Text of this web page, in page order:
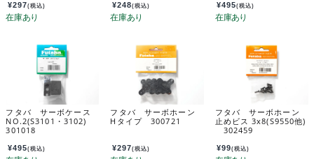
¥297(税込) ¥248(税込) ¥495(税込)
フタバ サーボケース
NO.2(S3101・3102)
301018
¥495(税込)
フタバ サーボホーン
Hタイプ 300721
¥297(税込)
フタバ サーボホーン
止めビス 3x8(S9550他)
302459
¥99(税込)